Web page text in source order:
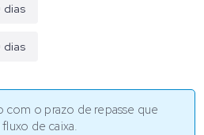
dias
dias
o prazo de repasse que
de caixa.